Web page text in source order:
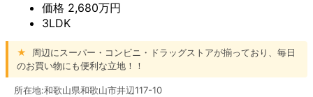
価格 2,680万円
3LDK
★
周辺にスーパー・コンビニ・ドラッグストアが揃っており、毎日
のお買い物にも便利な立地！！
所在地:和歌山県和歌山市井辺117-10